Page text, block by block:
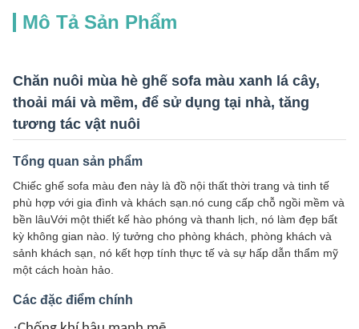
Mô Tả Sản Phẩm
Chăn nuôi mùa hè ghế sofa màu xanh lá cây,
thoải mái và mềm, để sử dụng tại nhà, tăng
tương tác vật nuôi
Tổng quan sản phẩm
Chiếc ghế sofa màu đen này là đồ nội thất thời trang và tinh tế
phù hợp với gia đình và khách sạn.nó cung cấp chỗ ngồi mềm và
bền lâuVới một thiết kế hào phóng và thanh lịch, nó làm đẹp bất
kỳ không gian nào. lý tưởng cho phòng khách, phòng khách và
sảnh khách sạn, nó kết hợp tính thực tế và sự hấp dẫn thẩm mỹ
một cách hoàn hảo.
Các đặc điểm chính